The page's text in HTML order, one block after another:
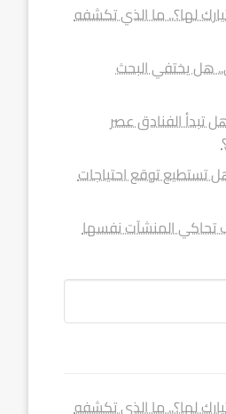
لها؟.. ما الذي تكشفه
هل يختفي البحث
تبدأ الفنادق عصر
تستطيع توقع احتياجات
تحاكي المنشآت نفسها
لها؟.. ما الذي تكشفه